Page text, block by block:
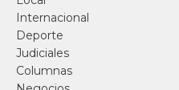
Internacional
Deporte
Judiciales
Columnas